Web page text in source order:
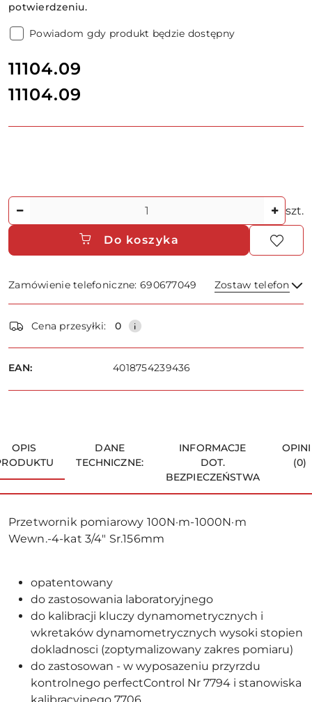
potwierdzeniu.
Powiadom gdy produkt będzie dostępny
cena:
11104.09
Cena:
11104.09
Ilość szt.
Do koszyka
Zamówienie telefoniczne: 690677049 Zostaw telefon
Wyślij
i
dostawa
Cena przesyłki: 0
EAN: 4018754239436
OPIS
DANE
TECHNICZNE:
INFORMACJE
DOT.
BEZPIECZEŃSTWA
(0)
Przetwornik pomiarowy 100N·m-1000N·m
Wewn.-4-kat 3/4" Sr.156mm
opatentowany
do zastosowania laboratoryjnego
do kalibracji kluczy dynamometrycznych i
wkretaków dynamometrycznych wysoki stopien
dokladnosci (zoptymalizowany zakres pomiaru)
do zastosowan - w wyposazeniu przyrzdu
kontrolnego perfectControl Nr 7794 i stanowiska